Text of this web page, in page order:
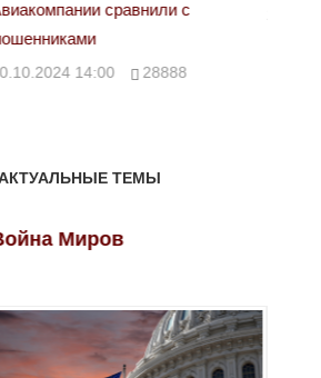
09:00 39623
ТЕМЫ
Миров